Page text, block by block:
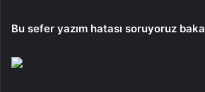
Bu sefer yazım hatası soruyoruz